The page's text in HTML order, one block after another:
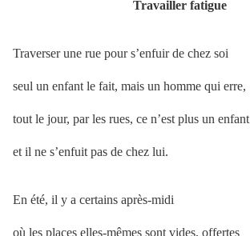
Travailler fatigue
Traverser une rue pour s’enfuir de chez soi
seul un enfant le fait, mais un homme qui erre,
tout le jour, par les rues, ce n’est plus un enfant
et il ne s’enfuit pas de chez lui.
En été, il y a certains après-midi
où les places elles-mêmes sont vides, offertes